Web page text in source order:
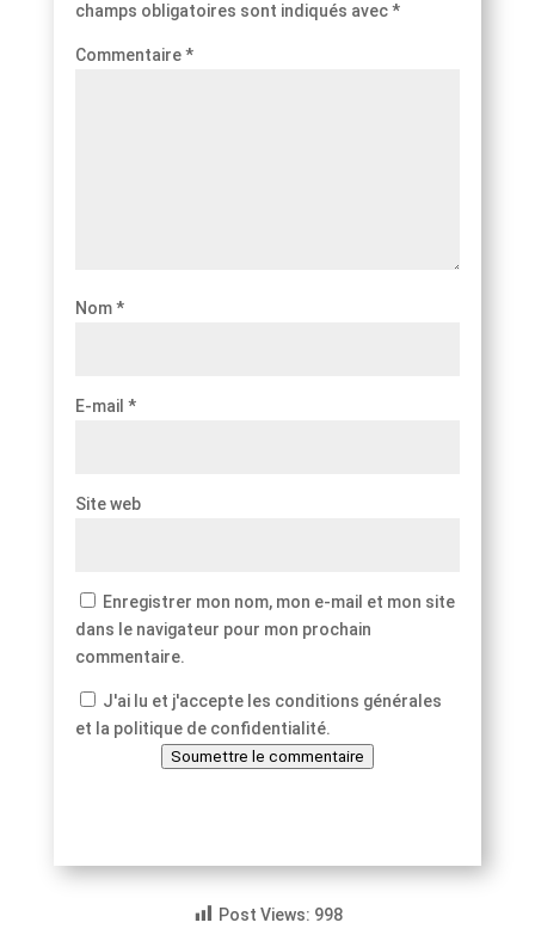
champs obligatoires sont indiqués avec*
Commentaire*
Nom*
E-mail *
Site web
Enregistrer mon nom, mon e-mail et mon site
dans le navigateur pour mon prochain
commentaire.
J'ai lu et j'accepte les conditions générales
et la politique de confidentialité.
Soumettre le commentaire
Post Views: 998